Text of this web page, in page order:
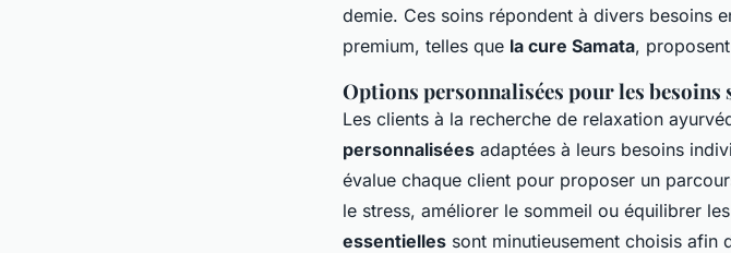
demie. Ces soins répondent à divers besoins
premium, telles que la cure Samata,
Options personnalisées pour les besoins
Les clients à la recherche de relaxation
personnalisées adaptées à leurs besoins
évalue chaque client pour proposer un
le stress, améliorer le sommeil ou équilibrer
essentielles sont minutieusement choisis